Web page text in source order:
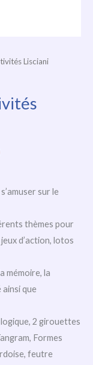
Lisciani
sur le
thèmes pour
d’action, lotos
mémoire, la
que
2 girouettes
Formes
feutre